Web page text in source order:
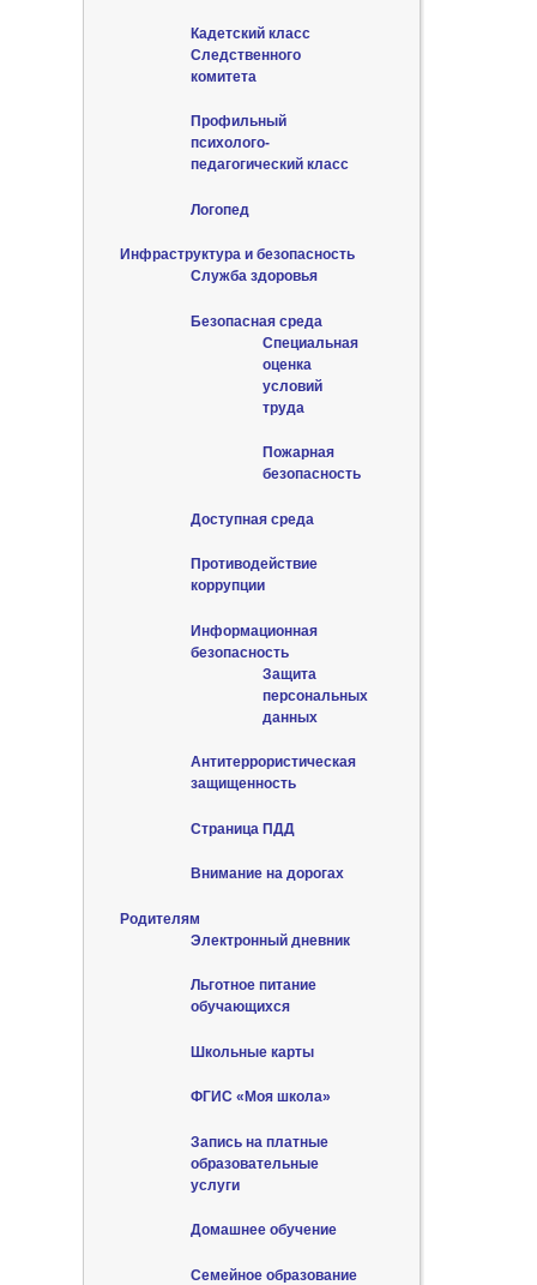
Кадетский класс
Следственного
комитета
Профильный
психолого-
педагогический класс
Логопед
Инфраструктура и безопасность
Служба здоровья
Безопасная среда
Специальная
оценка
условий
труда
Пожарная
безопасность
Доступная среда
Противодействие
коррупции
Информационная
безопасность
Защита
персональных
данных
Антитеррористическая
защищенность
Страница ПДД
Внимание на дорогах
Родителям
Электронный дневник
Льготное питание
обучающихся
Школьные карты
ФГИС «Моя школа»
Запись на платные
образовательные
услуги
Домашнее обучение
Семейное образование